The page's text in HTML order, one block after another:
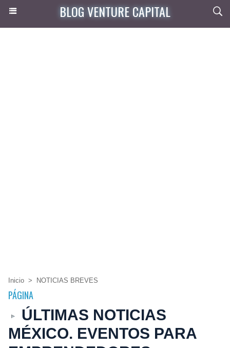
BLOG VENTURE CAPITAL
Inicio > NOTICIAS BREVES
PÁGINA
ÚLTIMAS NOTICIAS
MÉXICO. EVENTOS PARA